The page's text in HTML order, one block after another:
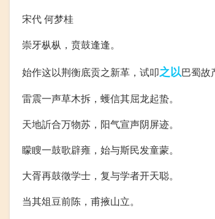
宋代 何梦桂
崇牙枞枞，贲鼓逢逢。
始作这以荆衡底贡之新革，试叩之以巴蜀故
雷震一声草木拆，蠖信其屈龙起蛰。
天地訢合万物苏，阳气宣声阴屏迹。
矇瞍一鼓歌辟雍，始与斯民发童蒙。
大胥再鼓徵学士，复与学者开天聪。
当其俎豆前陈，甫掖山立。